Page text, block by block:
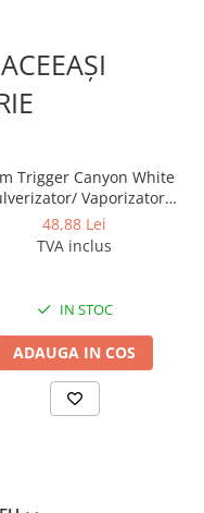
Trigger Canyon White
Vaporizator /
Declansator spuma, 5L
48,88 Lei
TVA inclus
IN STOC
ADAUGA IN COS